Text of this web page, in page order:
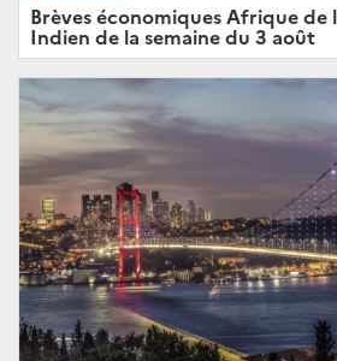
Brèves économiques Afrique de
Indien de la semaine du 3 août